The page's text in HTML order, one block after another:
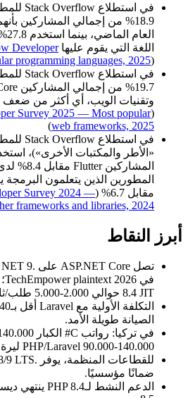
اللغة التي يقوم عليها ASP.NET (Developer
programming languages, 2025)
(
Survey 2025 — Most popular
web frameworks, 2025
)
مقابل 6.7% (
Survey 2024 —
frameworks and libraries, 2024
أبرز النقاط
8.4 JIT حوالي 2.000-5.000 طلب/ثانية.
الصيانة طويلة الأمد.
PHP/Laravel 90.000-140.000 ليرة.
ضمانًا مؤسسيًا.